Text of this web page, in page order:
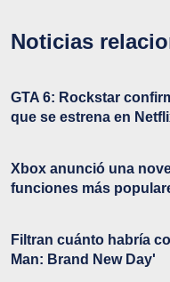
Noticias
GTA 6: Rockstar
que se estrena en
Xbox anunció una
funciones más
Filtran cuánto habría
Man: Brand New Day'